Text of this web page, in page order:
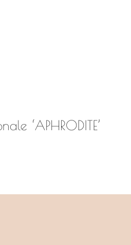
‘APHRODITE’